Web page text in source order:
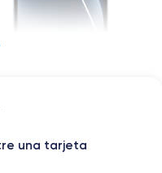
(iOS 26)
una tarjeta